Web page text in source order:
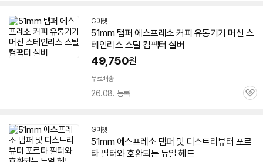
G마켓
51mm 탬퍼 에스프레소 커피 유통기기 머신 스
테인리스 스틸 컴팩터 실버
49,750원
무료배송
26.08. 등록
관
G마켓
51mm 에스프레소 탬퍼 및 디스트리뷰터 포르
타 필터와 호환되는 듀얼 헤드